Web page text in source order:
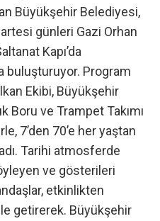
Büyükşehir Belediyesi,
günleri Gazi Orhan
Kapı’da
buluşturuyor. Program
Ekibi, Büyükşehir
Boru ve Trampet Takımı
7’den 70’e her yaştan
Tarihi atmosferde
ve gösterileri
etkinlikten
getirerek. Büyükşehir